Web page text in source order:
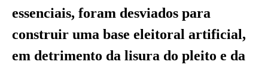
essenciais, foram desviados para
construir uma base eleitoral artificial,
em detrimento da lisura do pleito e da